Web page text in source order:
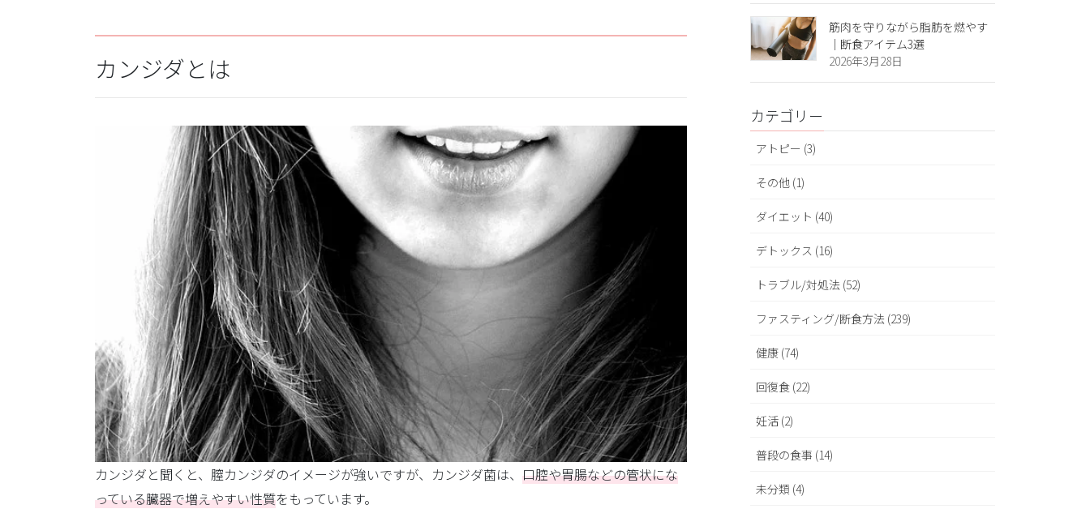
カンジダとは
カンジダと聞くと、膣カンジダのイメージが強いですが、カンジダ菌は、 口腔や胃腸などの管状にな
っている臓器で増えやすい性質をもっています。
筋肉を守りながら脂肪を燃やす
｜断食アイテム3選
2026年3月28日
カテゴリー
アトピー (3)
その他 (1)
ダイエット (40)
デトックス (16)
トラブル/対処法 (52)
ファスティング/断食方法 (239)
健康 (74)
回復食 (22)
妊活 (2)
普段の食事 (14)
未分類 (4)